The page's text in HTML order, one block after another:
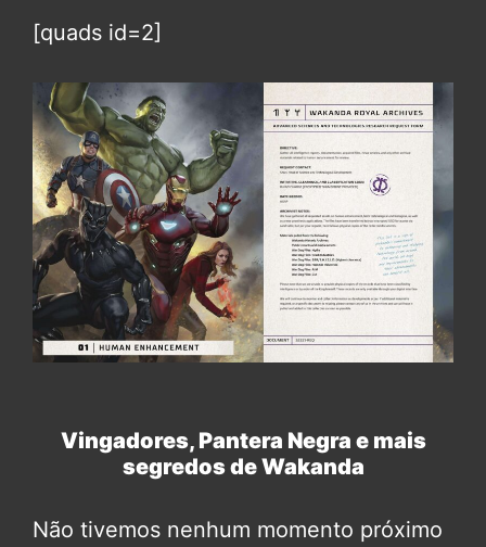
[quads id=2]
Vingadores, Pantera Negra e mais
segredos de Wakanda
Não tivemos nenhum momento próximo